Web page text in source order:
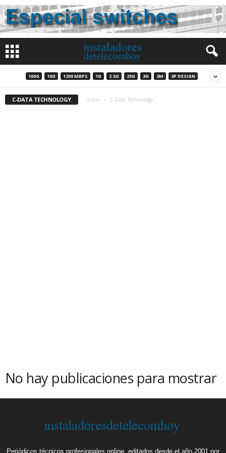
100G 10G 1200 MBPS 1G 2.5G 25G 3G 3M 3P DESIGN
C-DATA TECHNOLOGY Inicio C-Data Technology
No hay publicaciones para mostrar
Periódicos técnicos profesionales online, editados desde el año 2001 por